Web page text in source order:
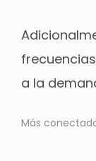
a la
Más